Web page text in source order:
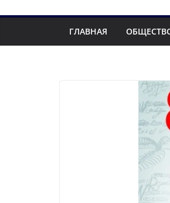
ГЛАВНАЯ